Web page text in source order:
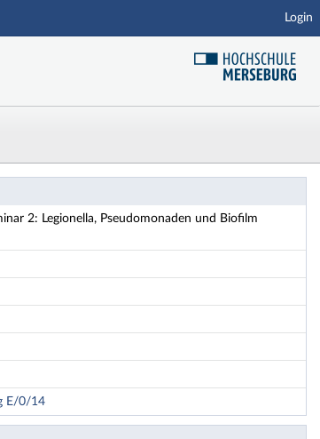
Login
(Fouling) - Details
2: Legionella, Pseudomonaden und Biofilm
E/0/14